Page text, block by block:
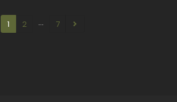
1 2 … 7